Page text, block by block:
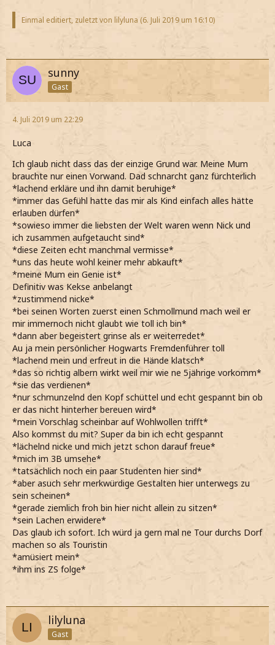
Einmal editiert, zuletzt von lilyluna (6. Juli 2019 um 16:10)
sunny
Gast
4. Juli 2019 um 22:29
Luca
Ich glaub nicht dass das der einzige Grund war. Meine Mum
brauchte nur einen Vorwand. Dad schnarcht ganz fürchterlich
*lachend erkläre und ihn damit beruhige*
*immer das Gefühl hatte das mir als Kind einfach alles hätte
erlauben dürfen*
*sowieso immer die liebsten der Welt waren wenn Nick und
ich zusammen aufgetaucht sind*
*diese Zeiten echt manchmal vermisse*
*uns das heute wohl keiner mehr abkauft*
*meine Mum ein Genie ist*
Definitiv was Kekse anbelangt
*zustimmend nicke*
*bei seinen Worten zuerst einen Schmollmund mach weil er
mir immernoch nicht glaubt wie toll ich bin*
*dann aber begeistert grinse als er weiterredet*
Au ja mein persönlicher Hogwarts Fremdenführer toll
*lachend mein und erfreut in die Hände klatsch*
*das so richtig albern wirkt weil mir wie ne 5jährige vorkomm*
*sie das verdienen*
*nur schmunzelnd den Kopf schüttel und echt gespannt bin ob
er das nicht hinterher bereuen wird*
*mein Vorschlag scheinbar auf Wohlwollen trifft*
Also kommst du mit? Super da bin ich echt gespannt
*lächelnd nicke und mich jetzt schon darauf freue*
*mich im 3B umsehe*
*tatsächlich noch ein paar Studenten hier sind*
*aber asuch sehr merkwürdige Gestalten hier unterwegs zu
sein scheinen*
*gerade ziemlich froh bin hier nicht allein zu sitzen*
*sein Lachen erwidere*
Das glaub ich sofort. Ich würd ja gern mal ne Tour durchs Dorf
machen so als Touristin
*amüsiert mein*
*ihm ins ZS folge*
lilyluna
Gast